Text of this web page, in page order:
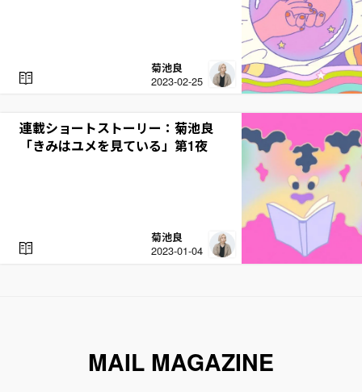
菊池良
2023-02-25
連載ショートストーリー：菊池良
「きみはユメを見ている」第1夜
菊池良
2023-01-04
R
E
MAIL MAGAZINE